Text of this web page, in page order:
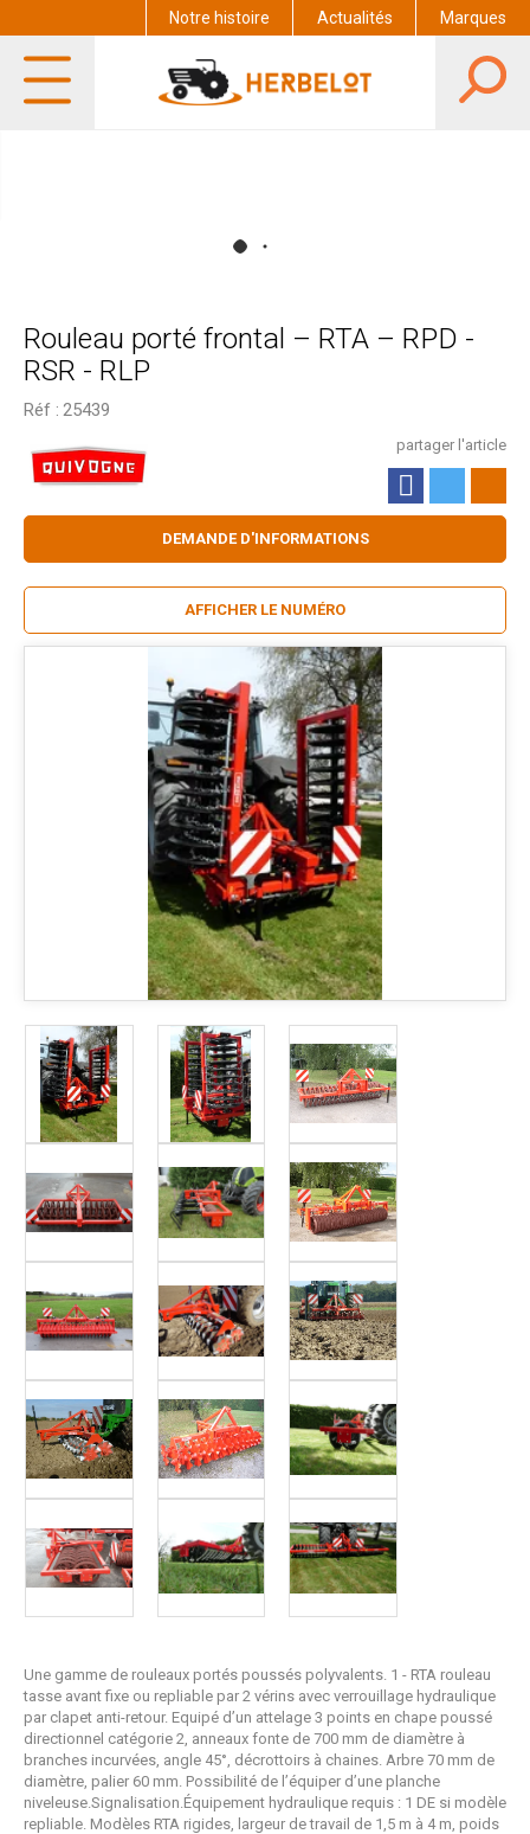
Notre histoire Actualités Marques
Rouleau porté frontal – RTA – RPD -
RSR - RLP
Réf : 25439
partager l'article
Une gamme de rouleaux portés poussés polyvalents. 1 - RTA rouleau
tasse avant fixe ou repliable par 2 vérins avec verrouillage hydraulique
par clapet anti-retour. Equipé d’un attelage 3 points en chape poussé
directionnel catégorie 2, anneaux fonte de 700 mm de diamètre à
branches incurvées, angle 45°, décrottoirs à chaines. Arbre 70 mm de
diamètre, palier 60 mm. Possibilité de l’équiper d’une planche
niveleuse.Signalisation.Équipement hydraulique requis : 1 DE si modèle
repliable. Modèles RTA rigides, largeur de travail de 1,5 m à 4 m, poids
DEMANDE D'INFORMATIONS
AFFICHER LE NUMÉRO